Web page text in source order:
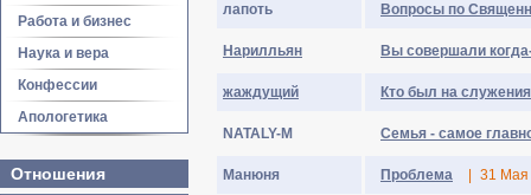
Работа и бизнес
Наука и вера
Конфессии
Апологетика
Отношения
лaпoть Вопросы по
Hapилльян Вы совершали
жаждущий Кто был на
NATALY-M Семья - самое
Maнюня Проблема 31 Мая